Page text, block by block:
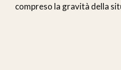
compreso la gravità della